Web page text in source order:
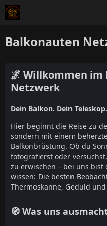
Balkonauten
🌌 Willkommen
Netzwerk
Dein Balkon. Dein
Hier beginnt die Reise zu
sondern mit einem
Balkonbrüstung. Ob du
fotografierst oder
zu erwischen – bei uns
wissen: Die besten
Thermoskanne, Geduld
🧭 Was uns